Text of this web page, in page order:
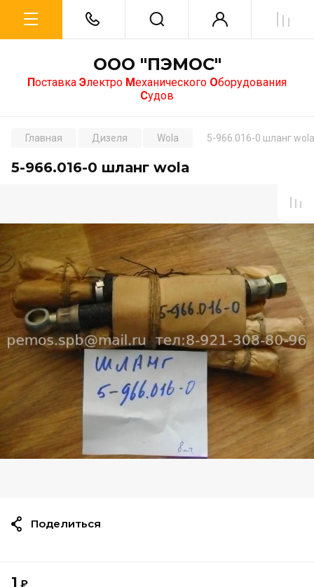
ООО "ПЭМОС"
Поставка Электро Механического Оборудования
Судов
Главная Дизеля Wola 5-966.016-0 шланг wola
5-966.016-0 шланг wola
1 ₽
Поделиться